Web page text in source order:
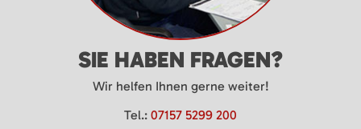
SIE HABEN FRAGEN?
Wir helfen Ihnen gerne weiter!
Tel.: 07157 5299 200